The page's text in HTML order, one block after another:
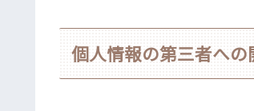
個人情報の第三者への